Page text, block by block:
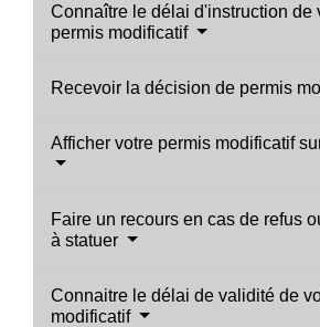
Connaître le délai d'instruction de
permis modificatif
Recevoir la décision de permis
Afficher votre permis modificatif
Faire un recours en cas de refus
à statuer
Connaitre le délai de validité de
modificatif